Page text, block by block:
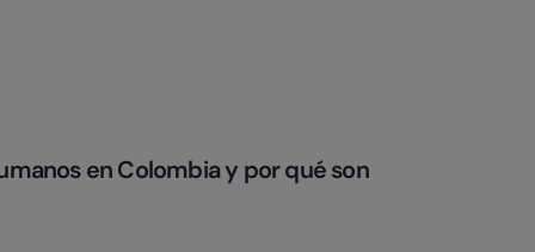
en Colombia y por qué son